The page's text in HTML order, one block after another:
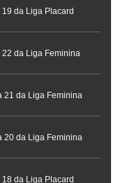
da Liga Placard
da Liga Feminina
21 da Liga Feminina
20 da Liga Feminina
da Liga Placard